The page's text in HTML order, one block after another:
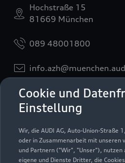
Hochstraße 15
81669 München
089 48001800
Kontaktdaten
Öffnungszeiten
Cookie und
Einstellung
Wir, die AUDI AG, Auto-Union-
oder in Zusammenarbeit mit unseren
und Partnern ("Wir", "Unser"), nutzen
eigene und Dienste Dritter, die